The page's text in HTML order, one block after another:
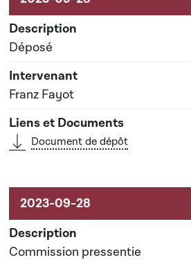
Déposé
Franz Fayot
Document de dépôt
Commission pressentie